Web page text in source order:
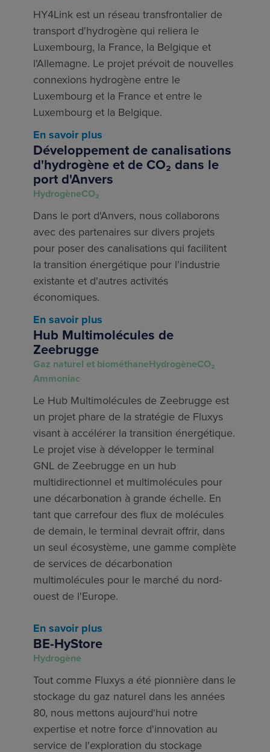
HY4Link est un réseau transfrontalier de
transport d'hydrogène qui reliera le
Luxembourg, la France, la Belgique et
l'Allemagne. Le projet prévoit de nouvelles
connexions hydrogène entre le
Luxembourg et la France et entre le
Luxembourg et la Belgique.
En savoir plus
Développement de canalisations
d'hydrogène et de CO₂ dans le
port d'Anvers
HydrogèneCO₂
Dans le port d'Anvers, nous collaborons
avec des partenaires sur divers projets
pour poser des canalisations qui facilitent
la transition énergétique pour l'industrie
existante et d'autres activités
économiques.
En savoir plus
Hub Multimolécules de
Zeebrugge
Gaz naturel et biométhaneHydrogèneCO₂
Ammoniac
Le Hub Multimolécules de Zeebrugge est
un projet phare de la stratégie de Fluxys
visant à accélérer la transition énergétique.
Le projet vise à développer le terminal
GNL de Zeebrugge en un hub
multidirectionnel et multimolécules pour
une décarbonation à grande échelle. En
tant que carrefour des flux de molécules
de demain, le terminal devrait offrir, dans
un seul écosystème, une gamme complète
de services de décarbonation
multimolécules pour le marché du nord-
ouest de l'Europe.
En savoir plus
BE-HyStore
Hydrogène
Tout comme Fluxys a été pionnière dans le
stockage du gaz naturel dans les années
80, nous mettons aujourd'hui notre
expertise et notre force d'innovation au
service de l'exploration du stockage